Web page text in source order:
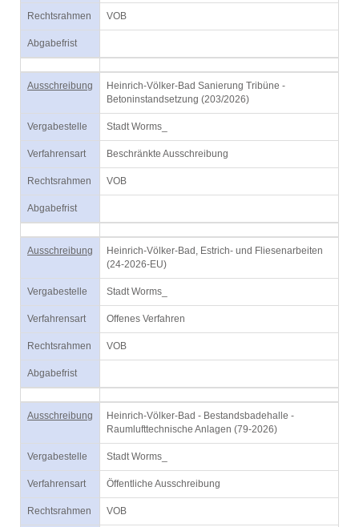
Rechtsrahmen VOB
Abgabefrist
Ausschreibung
Heinrich-Völker-Bad Sanierung Tribüne -
Betoninstandsetzung (203/2026)
Vergabestelle Stadt Worms_
Verfahrensart Beschränkte Ausschreibung
Rechtsrahmen VOB
Abgabefrist
Ausschreibung
Heinrich-Völker-Bad, Estrich- und Fliesenarbeiten
(24-2026-EU)
Vergabestelle Stadt Worms_
Verfahrensart Offenes Verfahren
Rechtsrahmen VOB
Abgabefrist
Ausschreibung
Heinrich-Völker-Bad - Bestandsbadehalle -
Raumlufttechnische Anlagen (79-2026)
Vergabestelle Stadt Worms_
Verfahrensart Öffentliche Ausschreibung
Rechtsrahmen VOB